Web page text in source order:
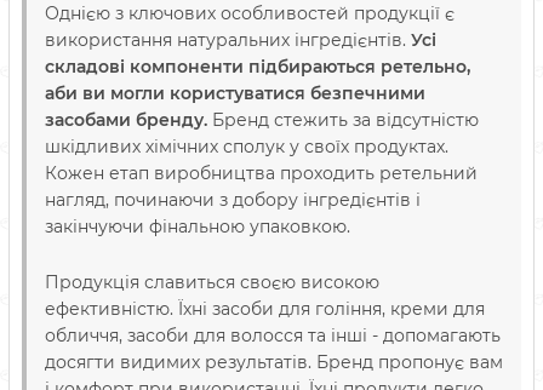
Однією з ключових особливостей продукції є
використання натуральних інгредієнтів. Усі
складові компоненти підбираються ретельно,
аби ви могли користуватися безпечними
засобами бренду. Бренд стежить за відсутністю
шкідливих хімічних сполук у своїх продуктах.
Кожен етап виробництва проходить ретельний
нагляд, починаючи з добору інгредієнтів і
закінчуючи фінальною упаковкою.
Продукція славиться своєю високою
ефективністю. Їхні засоби для гоління, креми для
обличчя, засоби для волосся та інші - допомагають
досягти видимих результатів. Бренд пропонує вам